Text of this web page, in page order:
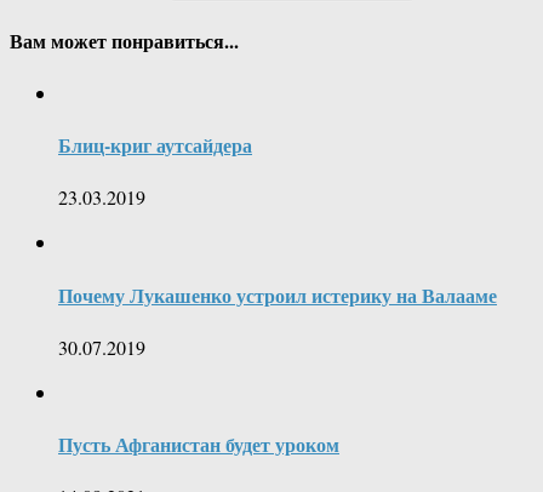
Вам может понравиться...
Блиц-криг аутсайдера
23.03.2019
Почему Лукашенко устроил истерику на Валааме
30.07.2019
Пусть Афганистан будет уроком